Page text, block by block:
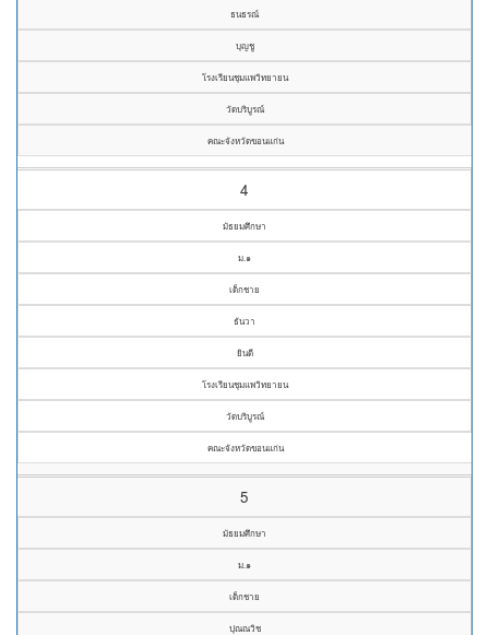
ธนธรณ์
บุญชู
โรงเรียนชุมแพวิทยายน
วัดบริบูรณ์
คณะจังหวัดขอนแก่น
4
มัธยมศึกษา
ม.๑
เด็กชาย
ธันวา
ยินดี
โรงเรียนชุมแพวิทยายน
วัดบริบูรณ์
คณะจังหวัดขอนแก่น
5
มัธยมศึกษา
ม.๑
เด็กชาย
ปุณณวิช